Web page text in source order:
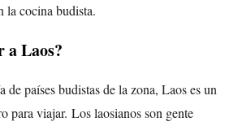
la cocina budista.
a Laos?
de países budistas de la zona, Laos es un
para viajar.Los laosianos son gente